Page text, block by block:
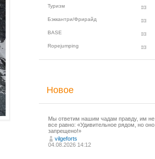
Туризм
Бэккантри/Фрирайд
BASE
Ropejumping
Новое
Мы ответим нашим чадам правду, им не
все равно: «Удивительное рядом, но оно
запрещено!»
vilgeforts
04.08.2026 14:12